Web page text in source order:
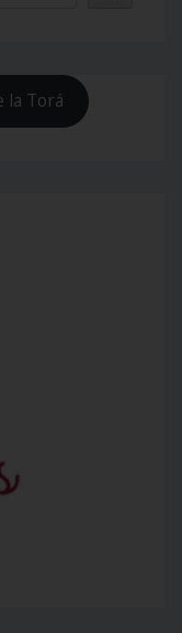
la Torá